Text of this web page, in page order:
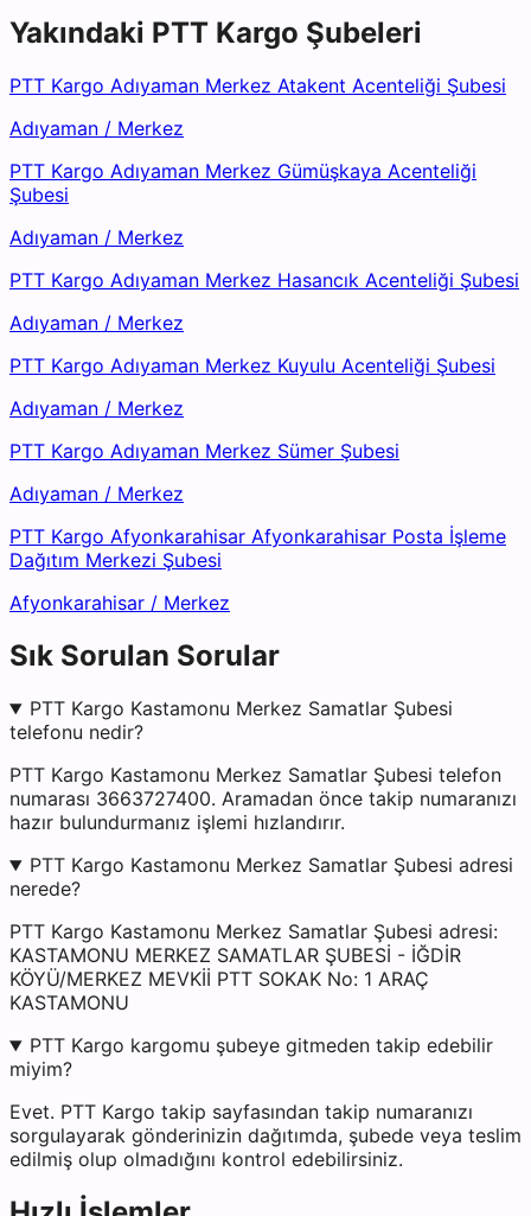
Yakındaki PTT Kargo Şubeleri
PTT Kargo Adıyaman Merkez Atakent Acenteliği Şubesi
Adıyaman / Merkez
PTT Kargo Adıyaman Merkez Gümüşkaya Acenteliği
Şubesi
Adıyaman / Merkez
PTT Kargo Adıyaman Merkez Hasancık Acenteliği Şubesi
Adıyaman / Merkez
PTT Kargo Adıyaman Merkez Kuyulu Acenteliği Şubesi
Adıyaman / Merkez
PTT Kargo Adıyaman Merkez Sümer Şubesi
Adıyaman / Merkez
PTT Kargo Afyonkarahisar Afyonkarahisar Posta İşleme
Dağıtım Merkezi Şubesi
Afyonkarahisar / Merkez
Sık Sorulan Sorular
PTT Kargo Kastamonu Merkez Samatlar Şubesi
telefonu nedir?
PTT Kargo Kastamonu Merkez Samatlar Şubesi telefon
numarası 3663727400. Aramadan önce takip numaranızı
hazır bulundurmanız işlemi hızlandırır.
PTT Kargo Kastamonu Merkez Samatlar Şubesi adresi
nerede?
PTT Kargo Kastamonu Merkez Samatlar Şubesi adresi:
KASTAMONU MERKEZ SAMATLAR ŞUBESİ - İĞDİR
KÖYÜ/MERKEZ MEVKİİ PTT SOKAK No: 1 ARAÇ
KASTAMONU
PTT Kargo kargomu şubeye gitmeden takip edebilir
miyim?
Evet. PTT Kargo takip sayfasından takip numaranızı
sorgulayarak gönderinizin dağıtımda, şubede veya teslim
edilmiş olup olmadığını kontrol edebilirsiniz.